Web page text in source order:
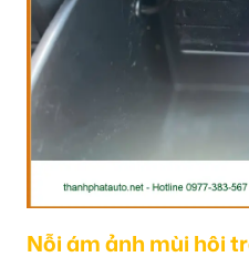
Nỗi ám ảnh mùi hôi